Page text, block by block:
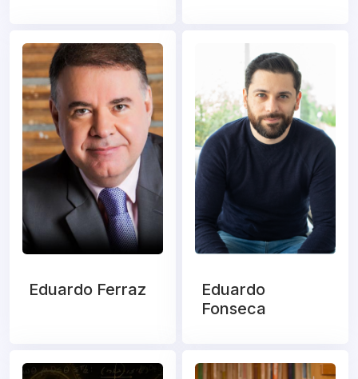
Eduardo Ferraz
Eduardo
Fonseca